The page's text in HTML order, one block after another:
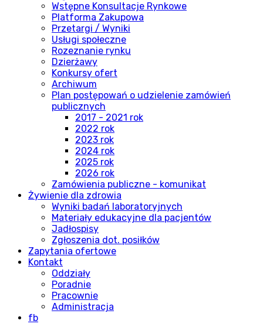
Wstępne Konsultacje Rynkowe
Platforma Zakupowa
Przetargi / Wyniki
Usługi społeczne
Rozeznanie rynku
Dzierżawy
Konkursy ofert
Archiwum
Plan postępowań o udzielenie zamówień
publicznych
2017 - 2021 rok
2022 rok
2023 rok
2024 rok
2025 rok
2026 rok
Zamówienia publiczne - komunikat
Żywienie dla zdrowia
Wyniki badań laboratoryjnych
Materiały edukacyjne dla pacjentów
Jadłospisy
Zgłoszenia dot. posiłków
Zapytania ofertowe
Kontakt
Oddziały
Poradnie
Pracownie
Administracja
fb